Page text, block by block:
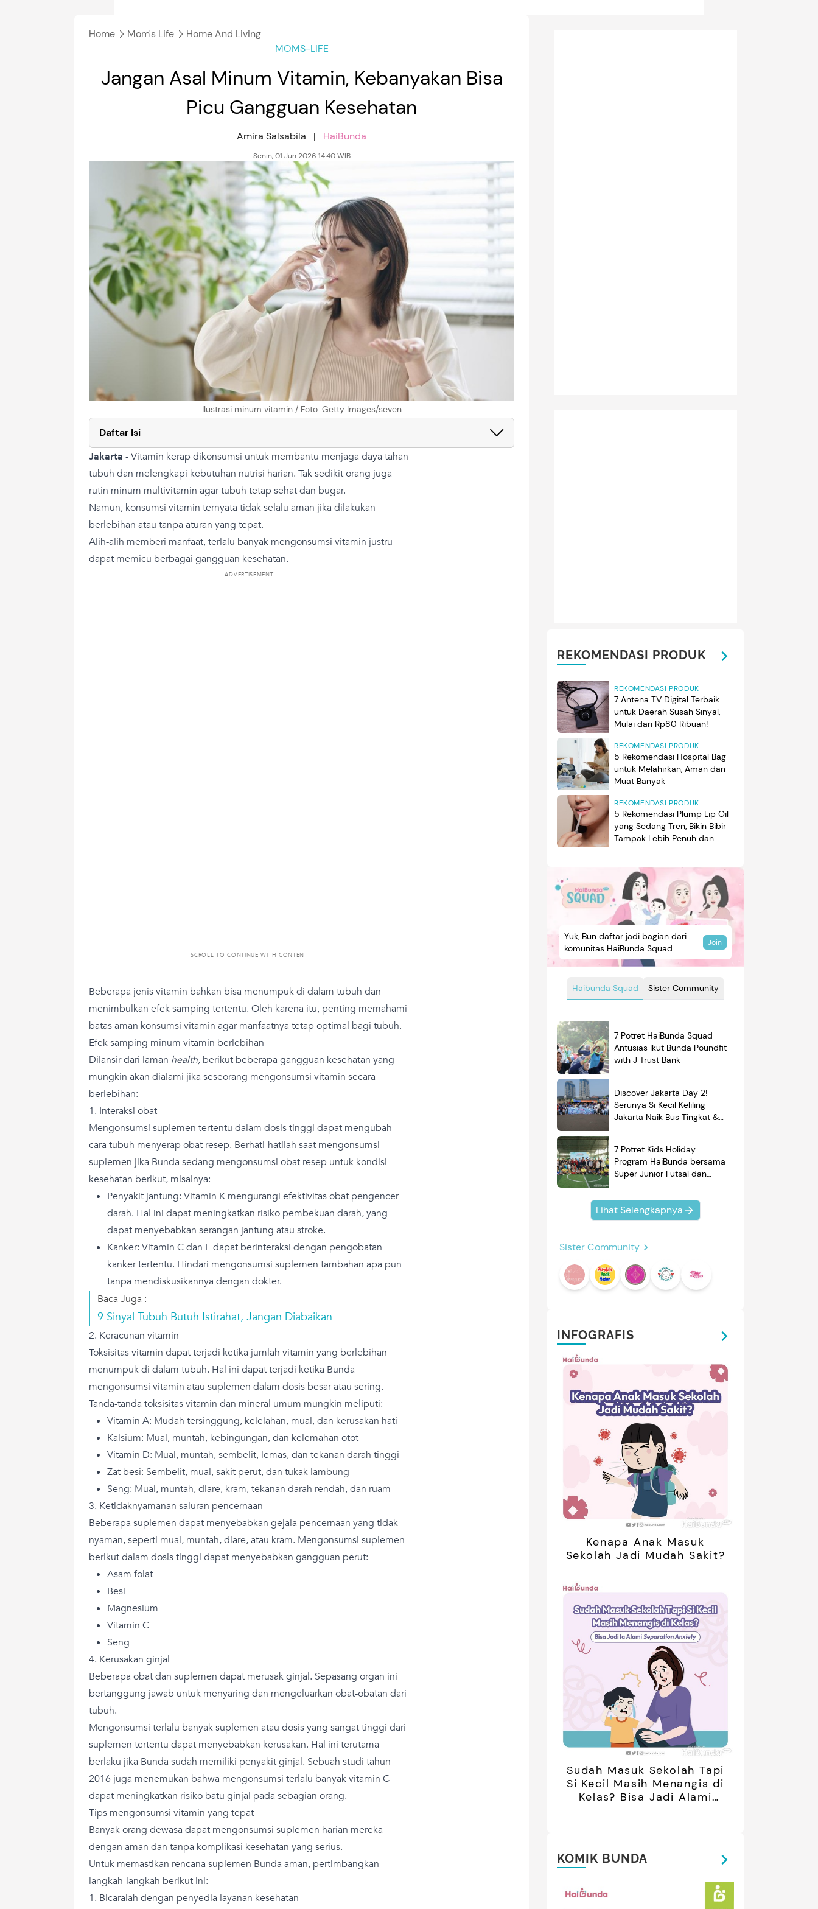
Home Mom's Life
Home And Living
MOMS-LIFE
Jangan Asal Minum Vitamin, Kebanyakan Bisa
Picu Gangguan Kesehatan
Amira Salsabila | HaiBunda
Senin, 01 Jun 2026 14:40 WIB
Ilustrasi minum vitamin / Foto: Getty Images/seven
Daftar Isi
Jakarta -Vitamin kerap dikonsumsi untuk membantu menjaga daya tahan
tubuh dan melengkapi kebutuhan nutrisi harian. Tak sedikit orang juga
rutin minum multivitamin agar tubuh tetap sehat dan bugar.
Namun, konsumsi vitamin ternyata tidak selalu aman jika dilakukan
berlebihan atau tanpa aturan yang tepat.
Alih-alih memberi manfaat, terlalu banyak mengonsumsi vitamin justru
dapat memicu berbagai gangguan kesehatan.
ADVERTISEMENT
SCROLL TO CONTINUE WITH CONTENT
Beberapa jenis vitamin bahkan bisa menumpuk di dalam tubuh dan
menimbulkan efek samping tertentu. Oleh karena itu, penting memahami
batas aman konsumsi vitamin agar manfaatnya tetap optimal bagi tubuh.
Efek samping minum vitamin berlebihan
Dilansir dari laman health, berikut beberapa gangguan kesehatan yang
mungkin akan dialami jika seseorang mengonsumsi vitamin secara
berlebihan:
1. Interaksi obat
Mengonsumsi suplemen tertentu dalam dosis tinggi dapat mengubah
cara tubuh menyerap obat resep. Berhati-hatilah saat mengonsumsi
suplemen jika Bunda sedang mengonsumsi obat resep untuk kondisi
kesehatan berikut, misalnya:
Penyakit jantung: Vitamin K mengurangi efektivitas obat pengencer
darah. Hal ini dapat meningkatkan risiko pembekuan darah, yang
dapat menyebabkan serangan jantung atau stroke.
Kanker: Vitamin C dan E dapat berinteraksi dengan pengobatan
kanker tertentu. Hindari mengonsumsi suplemen tambahan apa pun
tanpa mendiskusikannya dengan dokter.
Baca Juga :
9 Sinyal Tubuh Butuh Istirahat, Jangan Diabaikan
2. Keracunan vitamin
Toksisitas vitamin dapat terjadi ketika jumlah vitamin yang berlebihan
menumpuk di dalam tubuh. Hal ini dapat terjadi ketika Bunda
mengonsumsi vitamin atau suplemen dalam dosis besar atau sering.
Tanda-tanda toksisitas vitamin dan mineral umum mungkin meliputi:
Vitamin A: Mudah tersinggung, kelelahan, mual, dan kerusakan hati
Kalsium: Mual, muntah, kebingungan, dan kelemahan otot
Vitamin D: Mual, muntah, sembelit, lemas, dan tekanan darah tinggi
Zat besi: Sembelit, mual, sakit perut, dan tukak lambung
Seng: Mual, muntah, diare, kram, tekanan darah rendah, dan ruam
3. Ketidaknyamanan saluran pencernaan
Beberapa suplemen dapat menyebabkan gejala pencernaan yang tidak
nyaman, seperti mual, muntah, diare, atau kram. Mengonsumsi suplemen
berikut dalam dosis tinggi dapat menyebabkan gangguan perut:
Asam folat
Besi
Magnesium
Vitamin C
Seng
4. Kerusakan ginjal
Beberapa obat dan suplemen dapat merusak ginjal. Sepasang organ ini
bertanggung jawab untuk menyaring dan mengeluarkan obat-obatan dari
tubuh.
Mengonsumsi terlalu banyak suplemen atau dosis yang sangat tinggi dari
suplemen tertentu dapat menyebabkan kerusakan. Hal ini terutama
berlaku jika Bunda sudah memiliki penyakit ginjal. Sebuah studi tahun
2016 juga menemukan bahwa mengonsumsi terlalu banyak vitamin C
dapat meningkatkan risiko batu ginjal pada sebagian orang.
Tips mengonsumsi vitamin yang tepat
Banyak orang dewasa dapat mengonsumsi suplemen harian mereka
dengan aman dan tanpa komplikasi kesehatan yang serius.
Untuk memastikan rencana suplemen Bunda aman, pertimbangkan
langkah-langkah berikut ini:
1. Bicaralah dengan penyedia layanan kesehatan
REKOMENDASI PRODUK
REKOMENDASI PRODUK
7 Antena TV Digital Terbaik
untuk Daerah Susah Sinyal,
Mulai dari Rp80 Ribuan!
REKOMENDASI PRODUK
5 Rekomendasi Hospital Bag
untuk Melahirkan, Aman dan
Muat Banyak
REKOMENDASI PRODUK
5 Rekomendasi Plump Lip Oil
yang Sedang Tren, Bikin Bibir
Tampak Lebih Penuh dan
Haibunda Squad Sister Community
Yuk, Bun daftar jadi bagian dari
komunitas HaiBunda Squad
Join
7 Potret HaiBunda Squad
Antusias Ikut Bunda Poundfit
with J Trust Bank
Discover Jakarta Day 2!
Serunya Si Kecil Keliling
Jakarta Naik Bus Tingkat &
7 Potret Kids Holiday
Program HaiBunda bersama
Super Junior Futsal dan
Kompak Banget!
Lihat Selengkapnya
Sister Community
INFOGRAFIS
Kenapa Anak Masuk
Sekolah Jadi Mudah Sakit?
Sudah Masuk Sekolah Tapi
Si Kecil Masih Menangis di
Kelas? Bisa Jadi Alami
KOMIK BUNDA